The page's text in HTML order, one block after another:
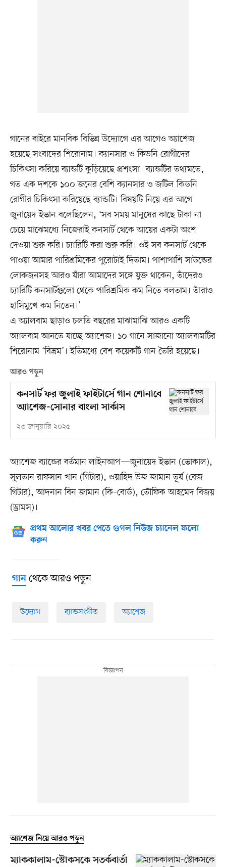
গানের বাইরে মানবিক বিভিন্ন উদ্যোগে এর আগেও অ্যাশেজ
হয়েছে সংবাদের শিরোনাম। ক্যানসার ও কিডনি রোগীদের
চিকিৎসা করিয়ে ব্যান্ডটি কুড়িয়েছে প্রশংসা। ব্যান্ডটির তথ্যমতে,
গত এক দশকে ১০০ জনের বেশি ক্যানসার ও জটিল কিডনি
রোগীর চিকিৎসা করিয়েছে ব্যান্ডটি। বিষয়টি নিয়ে এর আগে
জুনায়েদ ইভান বলেছিলেন, ‘সব সময় মানুষের কাছে টাকা না
চেয়ে মাঝেমধ্যে নিজেরাই কনসার্ট থেকে আয়ের একটা অংশ
দেওয়া শুরু করি। চ্যারিটি করা শুরু করি। ওই সব কনসার্ট থেকে
পাওয়া আমার পারিশ্রমিকের পুরোটাই দিতাম। পাশাপাশি সাউন্ডের
লোকজনসহ আরও যাঁরা আমাদের সঙ্গে যুক্ত থাকেন, তাঁদেরও
চ্যারিটি কনসার্টগুলো থেকে পারিশ্রমিক কম নিতে বলতাম। তাঁরাও
হাসিমুখে কম নিতেন।’
এ অ্যালবাম ছাড়াও চলতি বছরের মাঝামাঝি আরও একটি
অ্যালবাম আনতে যাচ্ছে অ্যাশেজ। ১০ গানে সাজানো অ্যালবামটির
শিরোনাম ‘বিভ্রম’। ইতিমধ্যে বেশ কয়েকটি গান তৈরি হয়েছে।
আরও পড়ুন
কনসার্ট ফর জুলাই ফাইটার্সে গান শোনাবে
অ্যাশেজ-সোনার বাংলা সার্কাস
২৩ জানুয়ারি ২০২৫
অ্যাশেজ ব্যান্ডের বর্তমান লাইনআপ—জুনায়েদ ইভান (ভোকাল),
সুলতান রাফসান খান (গিটার), ওয়াহিদ উজ জামান তূর্য (বেজ
গিটার), আদনান বিন জামান (কি–বোর্ড), তৌফিক আহমেদ বিজয়
(ড্রামস)।
প্রথম আলোর খবর পেতে গুগল নিউজ চ্যানেল ফলো
করুন
গানথেকে আরও পড়ুন
উদ্যোগ ব্যান্ডসংগীত অ্যাশেজ
অ্যাশেজ নিয়ে আরও পড়ুন
ম্যাককালাম-স্টোকসকে সতর্কবার্তা